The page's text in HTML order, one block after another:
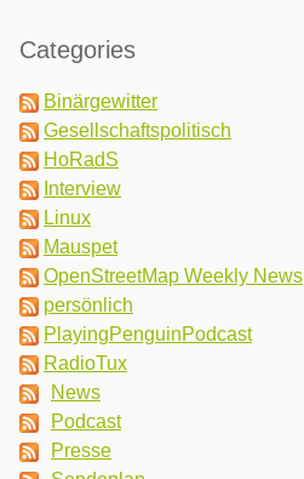
Categories
Binärgewitter
Gesellschaftspolitisch
HoRadS
Interview
Linux
Mauspet
OpenStreetMap Weekly News
persönlich
PlayingPenguinPodcast
RadioTux
News
Podcast
Presse